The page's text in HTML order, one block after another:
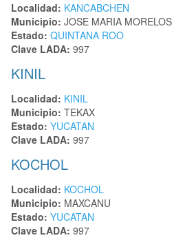
Localidad: KANCABCHEN
Municipio: JOSE MARIA MORELOS
Estado: QUINTANA ROO
Clave LADA: 997
KINIL
Localidad: KINIL
Municipio: TEKAX
Estado: YUCATAN
Clave LADA: 997
KOCHOL
Localidad: KOCHOL
Municipio: MAXCANU
Estado: YUCATAN
Clave LADA: 997